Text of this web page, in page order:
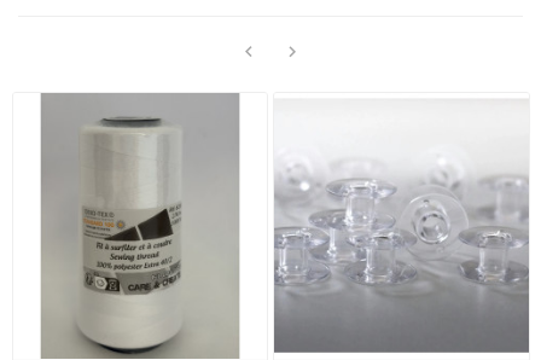
 